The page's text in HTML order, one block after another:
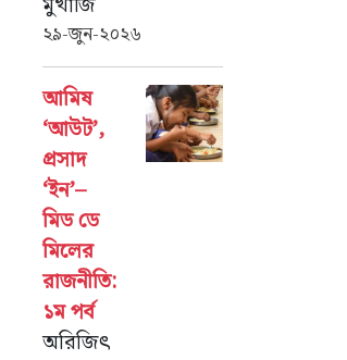
২৯-জুন-২০২৬
আমিষ
‘আউট’,
প্রসাদ
‘ইন’–
মিড ডে
মিলের
রাজনীতি:
১ম পর্ব
অরিজিৎ